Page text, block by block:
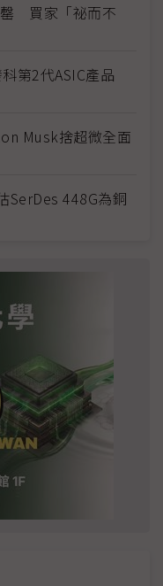
買家「祕而不
第2代ASIC產品
Musk捨超微全面
448G為銅